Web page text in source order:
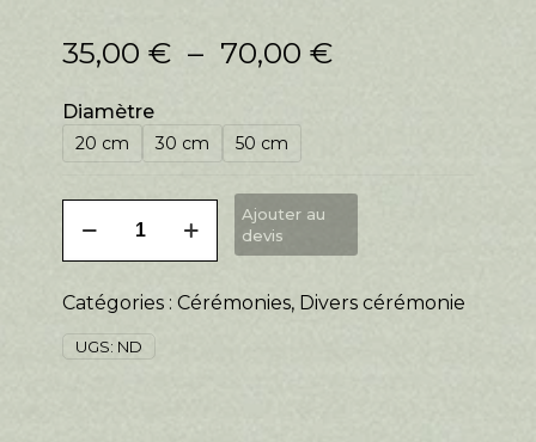
35,00€ – 70,00€Plage
Diamètre
20 cm 30 cm 50 cm
de
Composition
la
Vierge
Ajouter au
devis
Catégories :Cérémonies, Divers cérémonie
UGS: ND